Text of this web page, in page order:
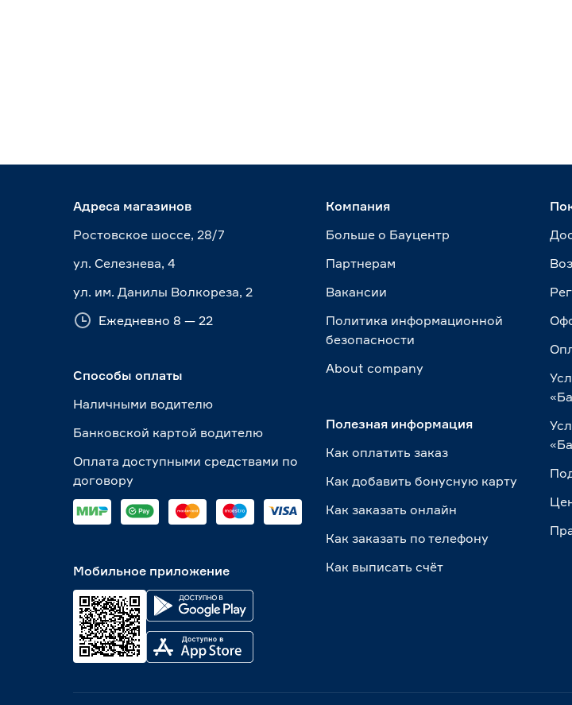
Адреса магазинов
Ростовское шоссе, 28/7
ул. Селезнева, 4
ул. им. Данилы Волкореза, 2
Ежедневно 8 — 22
Способы оплаты
Наличными водителю
Банковской картой водителю
Оплата доступными средствами по
договору
Мобильное приложение
Компания
Больше о Бауцентр
Партнерам
Вакансии
Политика информационной
безопасности
About сompany
Полезная информация
Как оплатить заказ
Как добавить бонусную карту
Как заказать онлайн
Как заказать по телефону
Как выписать счёт